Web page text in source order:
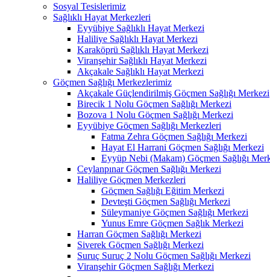
Sosyal Tesislerimiz
Sağlıklı Hayat Merkezleri
Eyyübiye Sağlıklı Hayat Merkezi
Haliliye Sağlıklı Hayat Merkezi
Karaköprü Sağlıklı Hayat Merkezi
Viranşehir Sağlıklı Hayat Merkezi
Akçakale Sağlıklı Hayat Merkezi
Göçmen Sağlığı Merkezlerimiz
Akçakale Güçlendirilmiş Göçmen Sağlığı Merkezi
Birecik 1 Nolu Göçmen Sağlığı Merkezi
Bozova 1 Nolu Göçmen Sağlığı Merkezi
Eyyübiye Göçmen Sağlığı Merkezleri
Fatma Zehra Göçmen Sağlığı Merkezi
Hayat El Harrani Göçmen Sağlığı Merkezi
Eyyüp Nebi (Makam) Göçmen Sağlığı
Ceylanpınar Göçmen Sağlığı Merkezi
Haliliye Göçmen Merkezleri
Göçmen Sağlığı Eğitim Merkezi
Devteşti Göçmen Sağlığı Merkezi
Süleymaniye Göçmen Sağlığı Merkezi
Yunus Emre Göçmen Sağlık Merkezi
Harran Göçmen Sağlığı Merkezi
Siverek Göçmen Sağlığı Merkezi
Suruç Suruç 2 Nolu Göçmen Sağlığı Merkezi
Viranşehir Göçmen Sağlığı Merkezi